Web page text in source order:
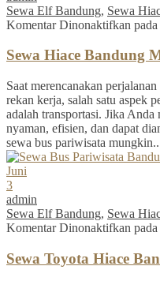
Sewa Elf Bandung, Sewa
Komentar Dinonaktifkan
Sewa Hiace Bandung
Saat merencanakan
rekan kerja, salah satu aspek
adalah transportasi. Jika
nyaman, efisien, dan dapat
sewa bus pariwisata
Juni
3
admin
Sewa Elf Bandung, Sewa
Komentar Dinonaktifkan
Sewa Toyota Hiace